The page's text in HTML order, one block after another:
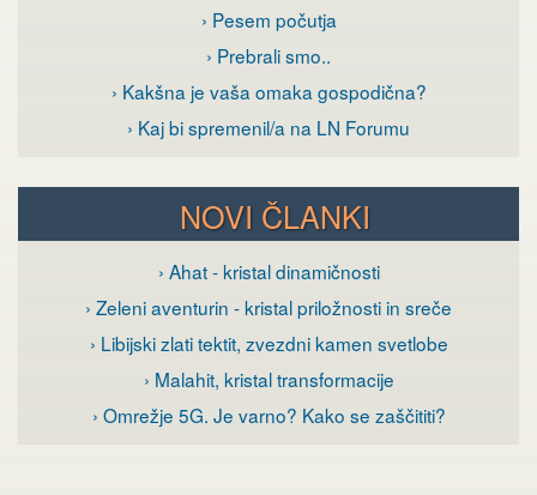
› Pesem počutja
› Prebrali smo..
› Kakšna je vaša omaka gospodična?
› Kaj bi spremenil/a na LN Forumu
NOVI ČLANKI
› Ahat - kristal dinamičnosti
› Zeleni aventurin - kristal priložnosti in sreče
› Libijski zlati tektit, zvezdni kamen svetlobe
› Malahit, kristal transformacije
› Omrežje 5G. Je varno? Kako se zaščititi?